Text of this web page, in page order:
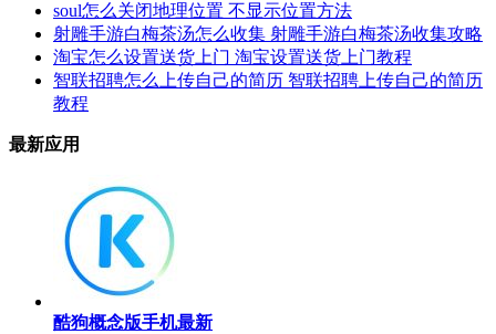
soul怎么关闭地理位置 不显示位置方法
射雕手游白梅茶汤怎么收集 射雕手游白梅茶汤收集攻略
淘宝怎么设置送货上门 淘宝设置送货上门教程
智联招聘怎么上传自己的简历 智联招聘上传自己的简历
教程
最新应用
酷狗概念版手机最新